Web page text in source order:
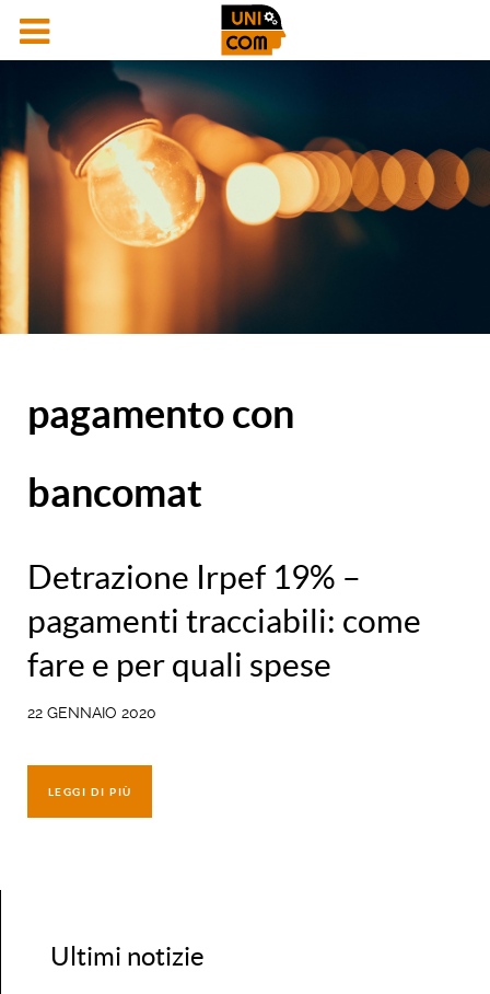
pagamento con
bancomat
Detrazione Irpef 19% –
pagamenti tracciabili: come
fare e per quali spese
22 GENNAIO 2020
LEGGI DI PIÙ
Ultimi notizie